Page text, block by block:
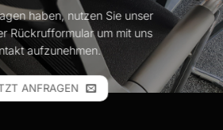
haben, nutzen Sie unser
Rückrufformular um mit uns
aufzunehmen.
ANFRAGEN